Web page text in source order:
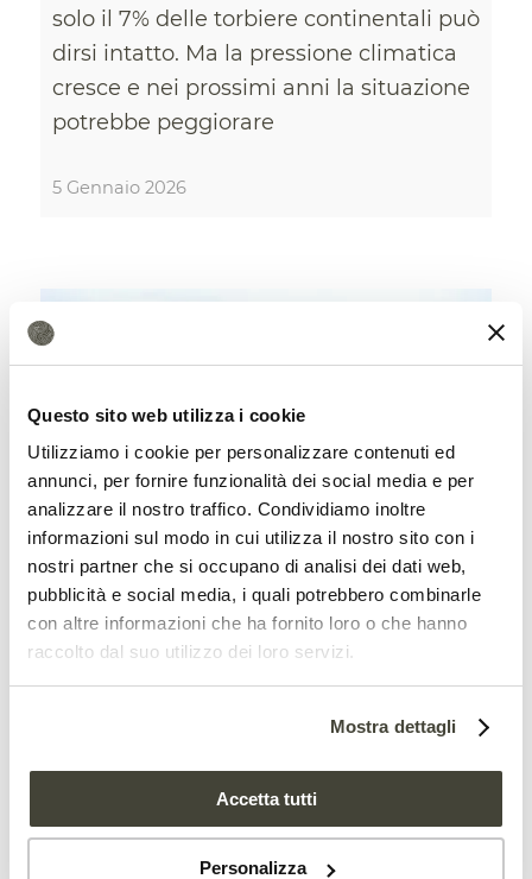
Questo sito web utilizza i cookie
Utilizziamo i cookie per personalizzare contenuti ed
annunci, per fornire funzionalità dei social media e per
analizzare il nostro traffico. Condividiamo inoltre
informazioni sul modo in cui utilizza il nostro sito con i
nostri partner che si occupano di analisi dei dati web,
pubblicità e social media, i quali potrebbero combinarle
con altre informazioni che ha fornito loro o che hanno
raccolto dal suo utilizzo dei loro servizi.
Mostra dettagli
Accetta tutti
Personalizza
solo il 7% delle torbiere continentali può
dirsi intatto. Ma la pressione climatica
cresce e nei prossimi anni la situazione
potrebbe peggiorare
5 Gennaio 2026
Così il suolo artico
compensa le emissioni del
Il cambiamento climatico riduce